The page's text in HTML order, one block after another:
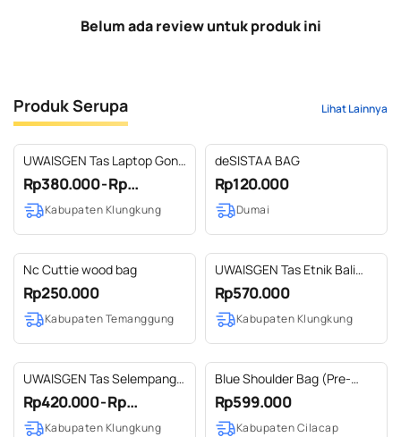
Belum ada review untuk produk ini
Produk Serupa Lihat Lainnya
UWAISGEN Tas Laptop Goni
Endek Etnik Bali Handmade
Labis Bag 15 inchi
Rp380.000 - Rp...
Kabupaten Klungkung
deSISTAA BAG
Rp120.000
Dumai
Nc Cuttie wood bag
Rp250.000
Kabupaten Temanggung
UWAISGEN Tas Etnik Bali
Nadine Bag Tas Jinjing Tas
Selempang Wanita
Handmade
Rp570.000
Kabupaten Klungkung
UWAISGEN Tas Selempang
Goni Kulit Handmade Boho
Binesh Bag
Rp420.000 - Rp...
Kabupaten Klungkung
Blue Shoulder Bag (Pre-
Order)
Rp599.000
Kabupaten Cilacap